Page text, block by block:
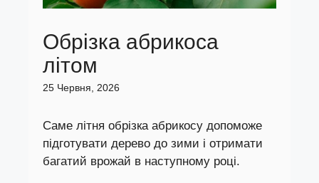
Обрізка абрикоса
літом
25 Червня, 2026
Саме літня обрізка абрикосу допоможе
підготувати дерево до зими і отримати
багатий врожай в наступному році.